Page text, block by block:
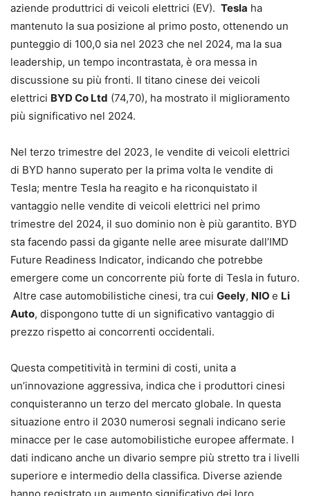
aziende produttrici di veicoli elettrici (EV). Tesla ha
mantenuto la sua posizione al primo posto, ottenendo un
punteggio di 100,0 sia nel 2023 che nel 2024, ma la sua
leadership, un tempo incontrastata, è ora messa in
discussione su più fronti. Il titano cinese dei veicoli
elettrici BYD Co Ltd (74,70), ha mostrato il miglioramento
più significativo nel 2024.
Nel terzo trimestre del 2023, le vendite di veicoli elettrici
di BYD hanno superato per la prima volta le vendite di
Tesla; mentre Tesla ha reagito e ha riconquistato il
vantaggio nelle vendite di veicoli elettrici nel primo
trimestre del 2024, il suo dominio non è più garantito. BYD
sta facendo passi da gigante nelle aree misurate dall’IMD
Future Readiness Indicator, indicando che potrebbe
emergere come un concorrente più forte di Tesla in futuro.
Altre case automobilistiche cinesi, tra cui Geely, NIO e Li
Auto, dispongono tutte di un significativo vantaggio di
prezzo rispetto ai concorrenti occidentali.
Questa competitività in termini di costi, unita a
un’innovazione aggressiva, indica che i produttori cinesi
conquisteranno un terzo del mercato globale. In questa
situazione entro il 2030 numerosi segnali indicano serie
minacce per le case automobilistiche europee affermate. I
dati indicano anche un divario sempre più stretto tra i livelli
superiore e intermedio della classifica. Diverse aziende